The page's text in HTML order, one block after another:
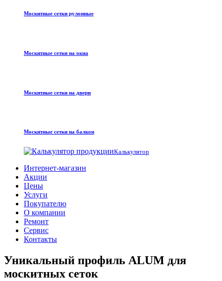
Москитные сетки рулонные
Москитные сетки на окна
Москитные сетки на двери
Москитные сетки на балкон
Калькулятор
Интернет-магазин
Акции
Цены
Услуги
Покупателю
О компании
Ремонт
Сервис
Контакты
Уникальный профиль ALUM для
москитных сеток